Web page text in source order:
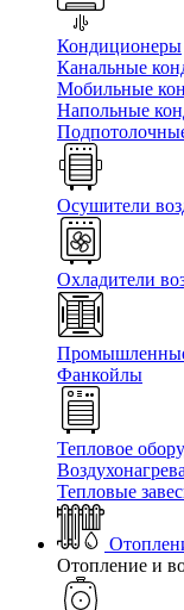
Кондиционеры
Канальные
Мобильные
Напольные
Осушители
Охладители
Фанкойлы
Тепловое
Тепловые
Отопление и